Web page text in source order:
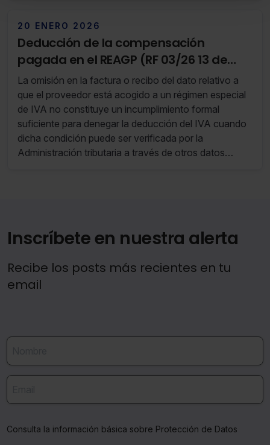
no seleccionas ninguna utilizaremos las que sean
indispensables para la navegación.
Saber más acerca de las cookies
20 ENERO 2026
Deducción de la compensación
pagada en el REAGP (RF 03/26 13 de
Enero de 2026 al 19 de Enero de 2026)
La omisión en la factura o recibo del dato relativo a
que el proveedor está acogido a un régimen especial
de IVA no constituye un incumplimiento formal
suficiente para denegar la deducción del IVA cuando
dicha condición puede ser verificada por la
Administración tributaria a través de otros datos
Inscríbete en nuestra alerta
Recibe los posts más recientes en tu
email
Consulta la información básica sobre Protección de Datos